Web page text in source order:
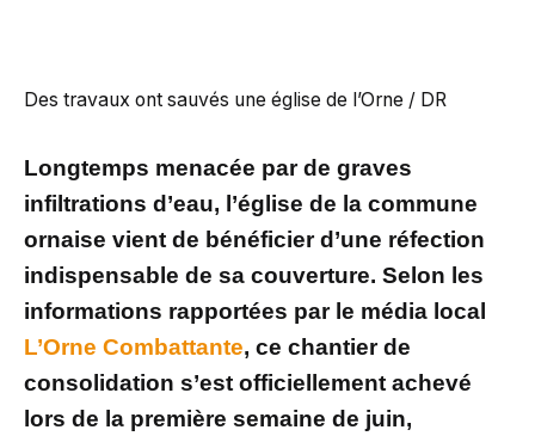
Des travaux ont sauvés une église de l’Orne / DR
Longtemps menacée par de graves
infiltrations d’eau, l’église de la commune
ornaise vient de bénéficier d’une réfection
indispensable de sa couverture. Selon les
informations rapportées par le média local
L’Orne Combattante, ce chantier de
consolidation s’est officiellement achevé
lors de la première semaine de juin,